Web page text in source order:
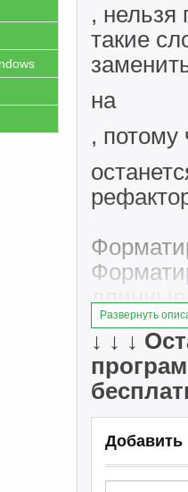
, нельзя
такие
на
, потому
длинные
делать
Развернуть
↓ ↓ ↓
Добавить